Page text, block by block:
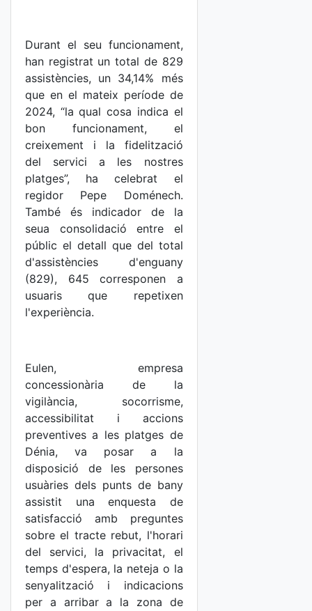
Durant el seu funcionament,
han registrat un total de 829
assistències, un 34,14% més
que en el mateix període de
2024, “la qual cosa indica el
bon funcionament, el
creixement i la fidelització
del servici a les nostres
platges”, ha celebrat el
regidor Pepe Doménech.
També és indicador de la
seua consolidació entre el
públic el detall que del total
d'assistències d'enguany
(829), 645 corresponen a
usuaris que repetixen
l'experiència.
Eulen, empresa
concessionària de la
vigilància, socorrisme,
accessibilitat i accions
preventives a les platges de
Dénia, va posar a la
disposició de les persones
usuàries dels punts de bany
assistit una enquesta de
satisfacció amb preguntes
sobre el tracte rebut, l'horari
del servici, la privacitat, el
temps d'espera, la neteja o la
senyalització i indicacions
per a arribar a la zona de